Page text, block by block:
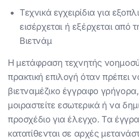
Τεχνικά εγχειρίδια για
εισέρχεται ή εξέρχεται από
Βιετνάμ
Η μετάφραση τεχνητής
πρακτική επιλογή όταν πρέπει
βιετναμέζικο έγγραφο
μοιραστείτε εσωτερικά ή να
προσχέδιο για έλεγχο. Τα
κατατίθενται σε αρχές